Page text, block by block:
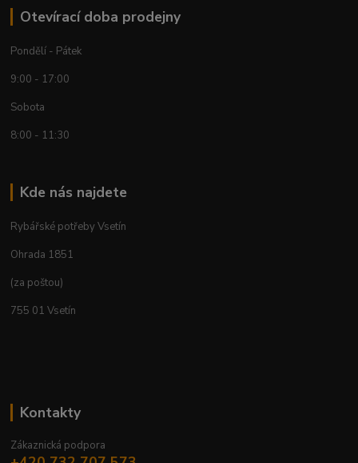
Otevírací doba prodejny
Pondělí - Pátek
9:00 - 17:00
Sobota
8:00 - 11:30
Kde nás najdete
Rybářské potřeby Vsetín
Ohrada 1851
(za poštou)
755 01 Vsetín
Kontakty
Zákaznická podpora